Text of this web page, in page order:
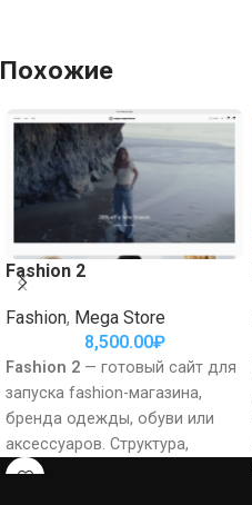
Похожие
Fashion 2
Fashion, Mega Store
8,500.00₽
Fashion 2 — готовый сайт для
запуска fashion-магазина,
бренда одежды, обуви или
аксессуаров. Структура,
визуальная подача и